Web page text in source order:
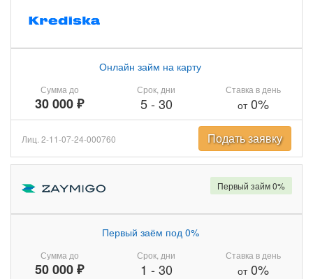
Сумма до
30 000 ₽
Онлайн займ на карту
Срок, дни
5- 30
Ставка в день
от0%
Лиц. 2-11-07-24-000760 Подать заявку
Сумма до
50 000 ₽
Первый заём под 0%
Срок, дни
1 - 30
Ставка в день
от0%
Первый займ 0%